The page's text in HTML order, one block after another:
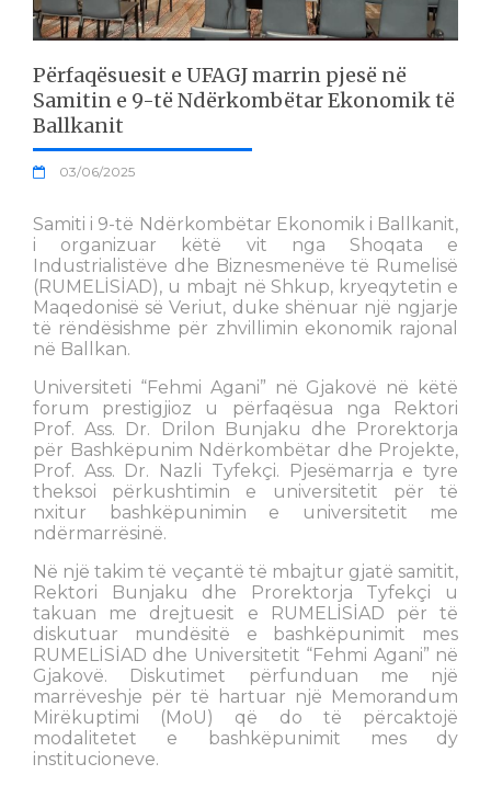
Përfaqësuesit e UFAGJ marrin pjesë në
Samitin e 9-të Ndërkombëtar Ekonomik të
Ballkanit
03/06/2025
Samiti i 9-të Ndërkombëtar Ekonomik i Ballkanit,
i organizuar këtë vit nga Shoqata e
Industrialistëve dhe Biznesmenëve të Rumelisë
(RUMELİSİAD), u mbajt në Shkup, kryeqytetin e
Maqedonisë së Veriut, duke shënuar një ngjarje
të rëndësishme për zhvillimin ekonomik rajonal
në Ballkan.
Universiteti “Fehmi Agani” në Gjakovë në këtë
forum prestigjioz u përfaqësua nga Rektori
Prof. Ass. Dr. Drilon Bunjaku dhe Prorektorja
për Bashkëpunim Ndërkombëtar dhe Projekte,
Prof. Ass. Dr. Nazli Tyfekçi. Pjesëmarrja e tyre
theksoi përkushtimin e universitetit për të
nxitur bashkëpunimin e universitetit me
ndërmarrësinë.
Në një takim të veçantë të mbajtur gjatë samitit,
Rektori Bunjaku dhe Prorektorja Tyfekçi u
takuan me drejtuesit e RUMELİSİAD për të
diskutuar mundësitë e bashkëpunimit mes
RUMELİSİAD dhe Universitetit “Fehmi Agani” në
Gjakovë. Diskutimet përfunduan me një
marrëveshje për të hartuar një Memorandum
Mirëkuptimi (MoU) që do të përcaktojë
modalitetet e bashkëpunimit mes dy
institucioneve.